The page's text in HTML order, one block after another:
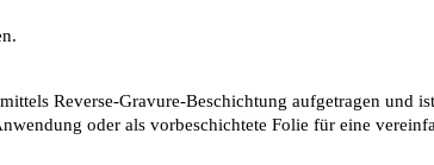
Reverse-Gravure-Beschichtung aufgetragen und
oder als vorbeschichtete Folie für eine